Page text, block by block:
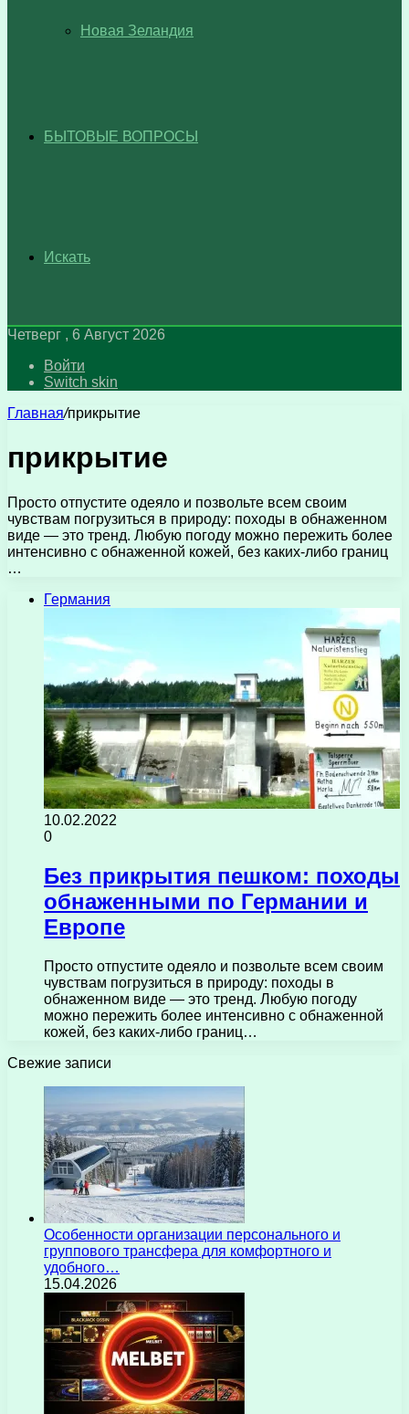
Новая Зеландия
БЫТОВЫЕ ВОПРОСЫ
Искать
Четверг , 6 Август 2026
Войти
Switch skin
Главная/прикрытие
прикрытие
Просто отпустите одеяло и позвольте всем своим
чувствам погрузиться в природу: походы в обнаженном
виде — это тренд. Любую погоду можно пережить более
интенсивно с обнаженной кожей, без каких-либо границ
…
Германия
10.02.2022
0
Без прикрытия пешком: походы
обнаженными по Германии и
Европе
Просто отпустите одеяло и позвольте всем своим
чувствам погрузиться в природу: походы в
обнаженном виде — это тренд. Любую погоду
можно пережить более интенсивно с обнаженной
кожей, без каких-либо границ…
Свежие записи
Особенности организации персонального и
группового трансфера для комфортного и
удобного…
15.04.2026